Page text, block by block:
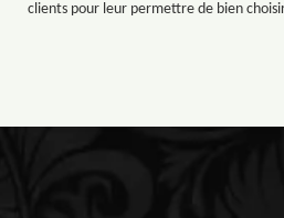
clients pour leur permettre de bien